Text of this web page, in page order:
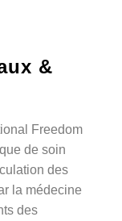
&
Freedom
de soin
des
la médecine
des